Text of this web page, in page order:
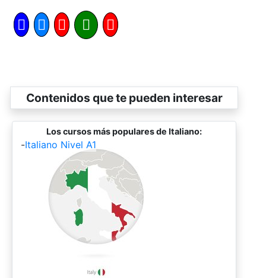
Contenidos que te pueden interesar
Los cursos más populares de Italiano:
-Italiano Nivel A1